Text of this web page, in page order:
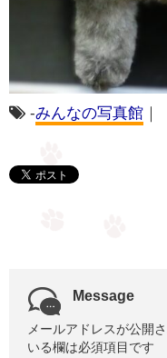
-みんなの写真館
Message
メールアドレスが公開
いる欄は必須項目です